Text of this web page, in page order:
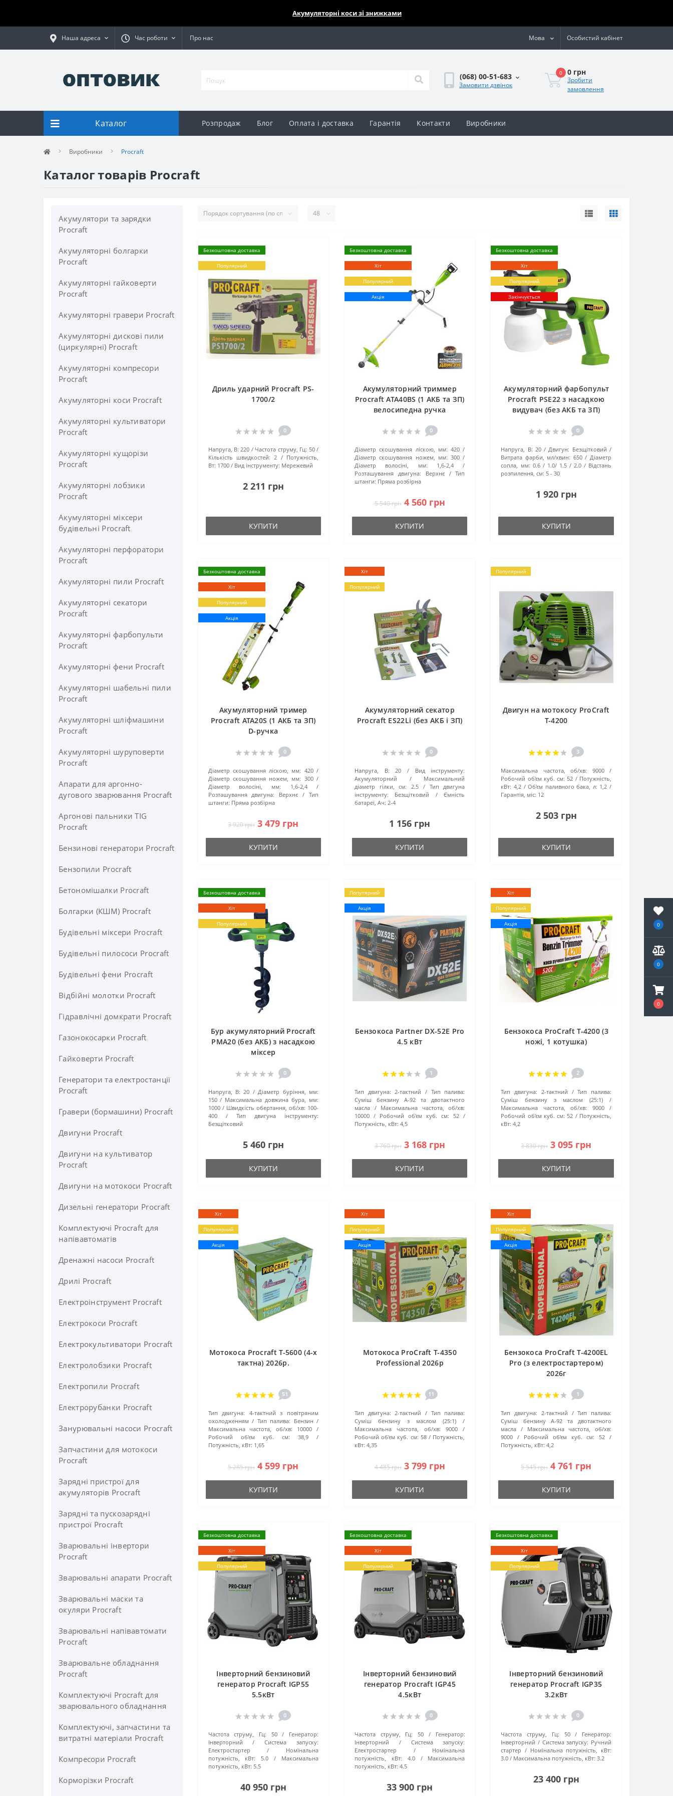
0
0
0
Акумуляторні коси зі знижками
Наша адреса Час роботи Про нас Мова Особистий кабінет
(068) 00-51-683
Замовити дзвінок
0 0 грн
Зробити
замовлення
Каталог Розпродаж Блог Оплата і доставка Гарантія Контакти Виробники
Виробники Procraft
Каталог товарів Procraft
Акумулятори та зарядки
Procraft
Акумуляторні болгарки
Procraft
Акумуляторні гайковерти
Procraft
Акумуляторні гравери Procraft
Акумуляторні дискові пили
(циркулярні) Procraft
Акумуляторні компресори
Procraft
Акумуляторні коси Procraft
Акумуляторні культиватори
Procraft
Акумуляторні кущорізи
Procraft
Акумуляторні лобзики
Procraft
Акумуляторні міксери
будівельні Procraft
Акумуляторні перфоратори
Procraft
Акумуляторні пили Procraft
Акумуляторні секатори
Procraft
Акумуляторні фарбопульти
Procraft
Акумуляторні фени Procraft
Акумуляторні шабельні пили
Procraft
Акумуляторні шліфмашини
Procraft
Акумуляторні шуруповерти
Procraft
Апарати для аргонно-
дугового зварювання Procraft
Аргонові пальники TIG
Procraft
Бензинові генератори Procraft
Бензопили Procraft
Бетономішалки Procraft
Болгарки (КШМ) Procraft
Будівельні міксери Procraft
Будівельні пилососи Procraft
Будівельні фени Procraft
Відбійні молотки Procraft
Гідравлічні домкрати Procraft
Газонокосарки Procraft
Гайковерти Procraft
Генератори та електростанції
Procraft
Гравери (бормашини) Procraft
Двигуни Procraft
Двигуни на культиватор
Procraft
Двигуни на мотокоси Procraft
Дизельні генератори Procraft
Комплектуючі Procraft для
напівавтоматів
Дренажні насоси Procraft
Дрилі Procraft
Електроінструмент Procraft
Електрокоси Procraft
Електрокультиватори Procraft
Електролобзики Procraft
Електропили Procraft
Електрорубанки Procraft
Занурювальні насоси Procraft
Запчастини для мотокоси
Procraft
Зарядні пристрої для
акумуляторів Procraft
Зарядні та пускозарядні
пристрої Procraft
Зварювальні інвертори
Procraft
Зварювальні апарати Procraft
Зварювальні маски та
окуляри Procraft
Зварювальні напівавтомати
Procraft
Зварювальне обладнання
Procraft
Комплектуючі Procraft для
зварювального обладнання
Комплектуючі, запчастини та
витратні матеріали Procraft
Компресори Procraft
Корморізки Procraft
Безкоштовна доставка
Популярний
Дриль ударний Procraft PS-
1700/2
0
Напруга, В: 220 Частота струму, Гц: 50
Кількість швидкостей: 2
Потужність,
Вт: 1700 Вид інструменту: Мережевий
2 211 грн
КУПИТИ
Безкоштовна доставка
Хіт
Популярний
Акція
Акумуляторний триммер
Procraft ATA40BS (1 АКБ та ЗП)
велосипедна ручка
0
Діаметр скошування ліскою, мм: 420
Діаметр скошування ножем, мм: 300
Діаметр волосіні, мм:
1,6-2,4
Розташування двигуна:
Верхнє
Тип
штанги: Пряма розбірна
5 540 грн 4 560 грн
КУПИТИ
Безкоштовна доставка
Хіт
Популярний
Закінчується
Акумуляторний фарбопульт
Procraft PSE22 з насадкою
видувач (без АКБ та ЗП)
0
Напруга, В: 20 Двигун: Безщітковий
Витрата фарби, мл/хвин: 650
Діаметр
сопла, мм: 0.6 / 1.0/ 1.5 / 2.0
Відстань
розпилення, см: 5 - 30
1 920 грн
КУПИТИ
Безкоштовна доставка
Хіт
Популярний
Акція
Акумуляторний тример
Procraft ATA20S (1 АКБ та ЗП)
D-ручка
0
Діаметр скошування ліскою, мм: 420
Діаметр скошування ножем, мм: 300
Діаметр волосіні, мм:
1,6-2,4
Розташування двигуна:
Верхнє
Тип
штанги: Пряма розбірна
3 920 грн 3 479 грн
КУПИТИ
Хіт
Популярний
Акумуляторний секатор
Procraft ES22Li (без АКБ і ЗП)
0
Напруга, В: 20
Вид інструменту:
Акумуляторний
Максимальний
діаметр гілки, см:
2.5
Тип двигуна
інструменту:
Безщітковий
Ємність
батареї, Ач: 2-4
1 156 грн
КУПИТИ
Популярний
Двигун на мотокосу ProCraft
T-4200
3
Максимальна частота, об/хв:
9000
Робочий об'єм куб. см: 52
Потужність,
кВт: 4,2 Об'єм паливного бака, л: 1,2
Гарантія, міс: 12
2 503 грн
КУПИТИ
Безкоштовна доставка
Хіт
Популярний
Бур акумуляторний Procraft
PMA20 (без АКБ) з насадкою
міксер
0
Напруга, В: 20
Діаметр буріння, мм:
150
Максимальна довжина бура, мм:
1000
Швидкість обертання, об/хв: 100-
400
Тип двигуна інструменту:
Безщітковий
5 460 грн
КУПИТИ
Популярний
Акція
Бензокоса Partner DX-52E Pro
4.5 кВт
1
Тип двигуна: 2-тактний
Тип палива:
Суміш бензину А-92 та двотактного
масла
Максимальна частота, об/хв:
10000
Робочий об'єм куб. см: 52
Потужність, кВт: 4,5
3 760 грн 3 168 грн
КУПИТИ
Хіт
Популярний
Акція
Бензокоса ProCraft T-4200 (3
ножі, 1 котушка)
2
Тип двигуна: 2-тактний
Тип палива:
Суміш бензину з маслом (25:1)
Максимальна частота, об/хв:
9000
Робочий об'єм куб. см: 52
Потужність,
кВт: 4,2
3 830 грн 3 095 грн
КУПИТИ
Хіт
Популярний
Акція
Мотокоса Procraft T-5600 (4-х
тактна) 2026р.
51
Тип двигуна:
4-тактний з повітряним
охолодженням
Тип палива: Бензин
Максимальна частота, об/хв:
10000
Робочий об'єм куб. см:
38,9
Потужність, кВт: 1,65
5 285 грн 4 599 грн
КУПИТИ
Хіт
Популярний
Акція
Мотокоса ProCraft T-4350
Professional 2026р
11
Тип двигуна: 2-тактний
Тип палива:
Суміш бензину з маслом (25:1)
Максимальна частота, об/хв:
9000
Робочий об'єм куб. см: 58
Потужність,
кВт: 4,35
4 485 грн 3 799 грн
КУПИТИ
Хіт
Популярний
Акція
Бензокоса ProCraft T-4200EL
Pro (з електростартером)
2026г
1
Тип двигуна: 2-тактний
Тип палива:
Суміш бензину А-92 та двотактного
масла
Максимальна частота, об/хв:
9000
Робочий об'єм куб. см:
52
Потужність, кВт: 4,2
5 545 грн 4 761 грн
КУПИТИ
Безкоштовна доставка
Хіт
Популярний
Інверторний бензиновий
генератор Procraft IGP55
5.5кВт
0
Частота струму, Гц: 50
Генератор:
Інверторний
Система запуску:
Електростартер
Номінальна
потужність, кВт:
5.0
Максимальна
потужність, кВт: 5.5
40 950 грн
Безкоштовна доставка
Хіт
Популярний
Інверторний бензиновий
генератор Procraft IGP45
4.5кВт
0
Частота струму, Гц: 50
Генератор:
Інверторний
Система запуску:
Електростартер
Номінальна
потужність, кВт:
4.0
Максимальна
потужність, кВт: 4.5
33 900 грн
Безкоштовна доставка
Хіт
Популярний
Інверторний бензиновий
генератор Procraft IGP35
3.2кВт
0
Частота струму, Гц: 50
Генератор:
Інверторний
Система запуску: Ручний
стартер
Номінальна потужність, кВт:
3.0
Максимальна потужність, кВт: 3.2
23 400 грн